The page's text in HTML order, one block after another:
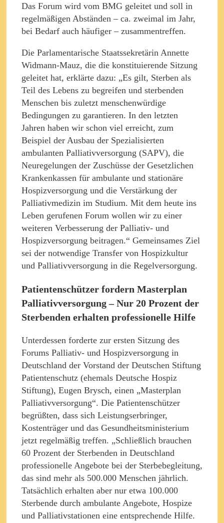
Das Forum wird vom BMG geleitet und soll in
regelmäßigen Abständen – ca. zweimal im Jahr,
bei Bedarf auch häufiger – zusammentreffen.
Die Parlamentarische Staatssekretärin Annette
Widmann-Mauz, die die konstituierende Sitzung
geleitet hat, erklärte dazu: „Es gilt, Sterben als
Teil des Lebens zu begreifen und sterbenden
Menschen bis zuletzt menschenwürdige
Bedingungen zu garantieren. In den letzten
Jahren haben wir schon viel erreicht, zum
Beispiel der Ausbau der Spezialisierten
ambulanten Palliativversorgung (SAPV), die
Neuregelungen der Zuschüsse der Gesetzlichen
Krankenkassen für ambulante und stationäre
Hospizversorgung und die Verstärkung der
Palliativmedizin im Studium. Mit dem heute ins
Leben gerufenen Forum wollen wir zu einer
weiteren Verbesserung der Palliativ- und
Hospizversorgung beitragen.“ Gemeinsames Ziel
sei der notwendige Transfer von Hospizkultur
und Palliativversorgung in die Regelversorgung.
Patientenschützer fordern Masterplan
Palliativversorgung – Nur 20 Prozent der
Sterbenden erhalten professionelle Hilfe
Unterdessen forderte zur ersten Sitzung des
Forums Palliativ- und Hospizversorgung in
Deutschland der Vorstand der Deutschen Stiftung
Patientenschutz (ehemals Deutsche Hospiz
Stiftung), Eugen Brysch, einen „Masterplan
Palliativversorgung“. Die Patientenschützer
begrüßten, dass sich Leistungserbringer,
Kostenträger und das Gesundheitsministerium
jetzt regelmäßig treffen. „Schließlich brauchen
60 Prozent der Sterbenden in Deutschland
professionelle Angebote bei der Sterbebegleitung,
das sind mehr als 500.000 Menschen jährlich.
Tatsächlich erhalten aber nur etwa 100.000
Sterbende durch ambulante Angebote, Hospize
und Palliativstationen eine entsprechende Hilfe.